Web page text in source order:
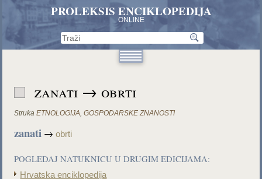
PROLEKSIS ENCIKLOPEDIJA
ONLINE
zanati → obrti
Struka ETNOLOGIJA,GOSPODARSKE ZNANOSTI
zanati →obrti
POGLEDAJ NATUKNICU U DRUGIM EDICIJAMA:
Hrvatska enciklopedija